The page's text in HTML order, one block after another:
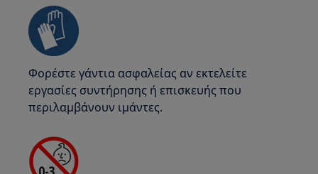
Φορέστε γάντια ασφαλείας αν εκτελείτε
εργασίες συντήρησης ή επισκευής που
περιλαμβάνουν ιμάντες.